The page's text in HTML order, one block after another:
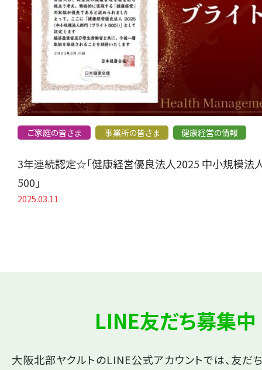
ご家庭の皆さま 事業所の皆さま 健康経営の情報
3年連続認定☆「健康経営優良法人2025 中小規模法
500」
2025.03.11
LINE友だち募集中
大阪北部ヤクルトのLINE公式アカウントでは、友だ